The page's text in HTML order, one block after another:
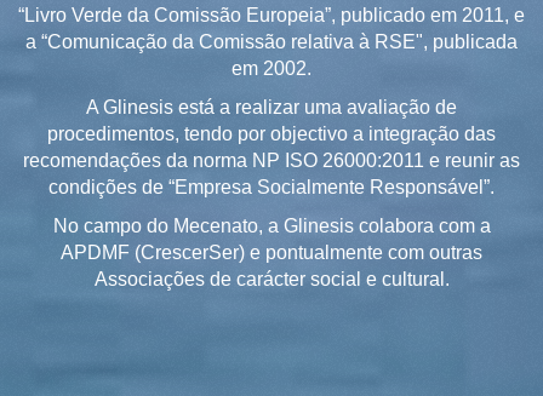
“Livro Verde da Comissão Europeia”, publicado em 2011, e
a “Comunicação da Comissão relativa à RSE", publicada
em 2002.
A Glinesis está a realizar uma avaliação de
procedimentos, tendo por objectivo a integração das
recomendações da norma NP ISO 26000:2011 e reunir as
condições de “Empresa Socialmente Responsável”.
No campo do Mecenato, a Glinesis colabora com a
APDMF (CrescerSer) e pontualmente com outras
Associações de carácter social e cultural.